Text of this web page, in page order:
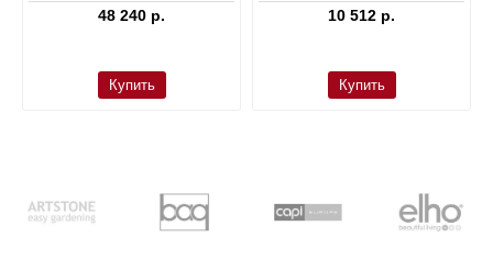
48 240 р.
Купить
10 512 р.
Купить